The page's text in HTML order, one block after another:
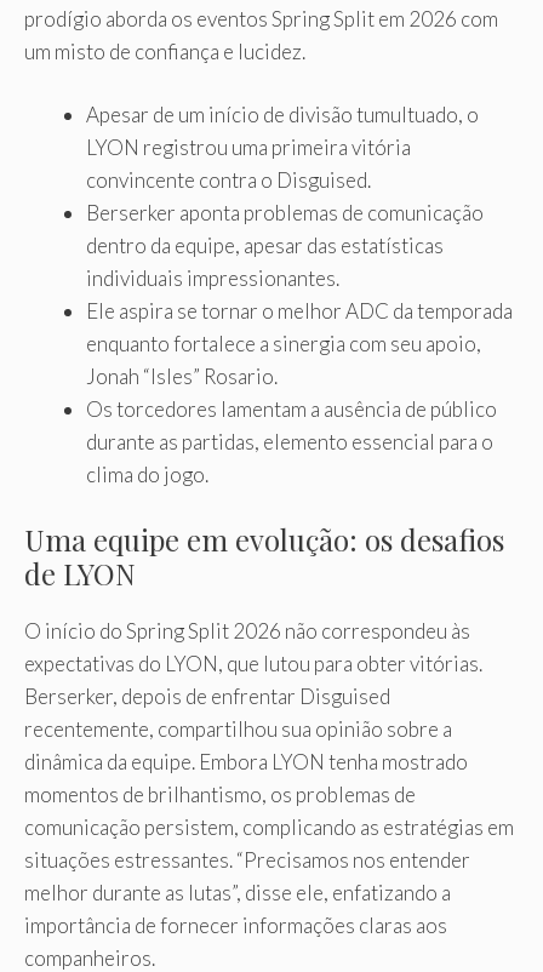
prodígio aborda os eventos Spring Split em 2026 com
um misto de confiança e lucidez.
Apesar de um início de divisão tumultuado, o
LYON registrou uma primeira vitória
convincente contra o Disguised.
Berserker aponta problemas de comunicação
dentro da equipe, apesar das estatísticas
individuais impressionantes.
Ele aspira se tornar o melhor ADC da temporada
enquanto fortalece a sinergia com seu apoio,
Jonah “Isles” Rosario.
Os torcedores lamentam a ausência de público
durante as partidas, elemento essencial para o
clima do jogo.
Uma equipe em evolução: os desafios
de LYON
O início do Spring Split 2026 não correspondeu às
expectativas do LYON, que lutou para obter vitórias.
Berserker, depois de enfrentar Disguised
recentemente, compartilhou sua opinião sobre a
dinâmica da equipe. Embora LYON tenha mostrado
momentos de brilhantismo, os problemas de
comunicação persistem, complicando as estratégias em
situações estressantes. “Precisamos nos entender
melhor durante as lutas”, disse ele, enfatizando a
importância de fornecer informações claras aos
companheiros.